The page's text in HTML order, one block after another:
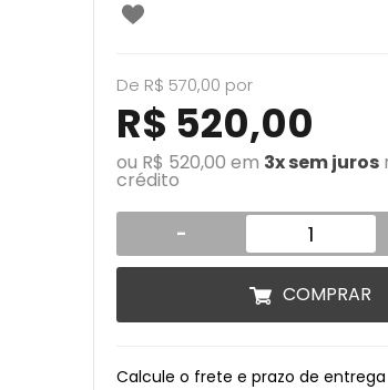
De R$ 570,00 por
R$ 520,00
ou R$ 520,00 em 3x sem juros
crédito
-
COMPRAR
Calcule o frete e prazo de entrega